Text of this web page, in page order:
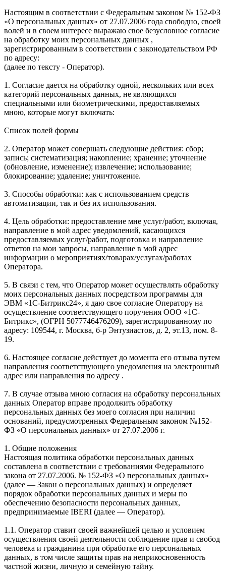
Настоящим в соответствии с Федеральным законом № 152-ФЗ
«О персональных данных» от 27.07.2006 года свободно, своей
волей и в своем интересе выражаю свое безусловное согласие
на обработку моих персональных данных ,
зарегистрированным в соответствии с законодательством РФ
по адресу:
(далее по тексту - Оператор).
1. Согласие дается на обработку одной, нескольких или всех
категорий персональных данных, не являющихся
специальными или биометрическими, предоставляемых
мною, которые могут включать:
Список полей формы
2. Оператор может совершать следующие действия: сбор;
запись; систематизация; накопление; хранение; уточнение
(обновление, изменение); извлечение; использование;
блокирование; удаление; уничтожение.
3. Способы обработки: как с использованием средств
автоматизации, так и без их использования.
4. Цель обработки: предоставление мне услуг/работ, включая,
направление в мой адрес уведомлений, касающихся
предоставляемых услуг/работ, подготовка и направление
ответов на мои запросы, направление в мой адрес
информации о мероприятиях/товарах/услугах/работах
Оператора.
5. В связи с тем, что Оператор может осуществлять обработку
моих персональных данных посредством программы для
ЭВМ «1С-Битрикс24», я даю свое согласие Оператору на
осуществление соответствующего поручения ООО «1С-
Битрикс», (ОГРН 5077746476209), зарегистрированному по
адресу: 109544, г. Москва, б-р Энтузиастов, д. 2, эт.13, пом. 8-
19.
6. Настоящее согласие действует до момента его отзыва путем
направления соответствующего уведомления на электронный
адрес или направления по адресу .
7. В случае отзыва мною согласия на обработку персональных
данных Оператор вправе продолжить обработку
персональных данных без моего согласия при наличии
оснований, предусмотренных Федеральным законом №152-
ФЗ «О персональных данных» от 27.07.2006 г.
1. Общие положения
Настоящая политика обработки персональных данных
составлена в соответствии с требованиями Федерального
закона от 27.07.2006. № 152-ФЗ «О персональных данных»
(далее — Закон о персональных данных) и определяет
порядок обработки персональных данных и меры по
обеспечению безопасности персональных данных,
предпринимаемые IBERI (далее — Оператор).
1.1. Оператор ставит своей важнейшей целью и условием
осуществления своей деятельности соблюдение прав и свобод
человека и гражданина при обработке его персональных
данных, в том числе защиты прав на неприкосновенность
частной жизни, личную и семейную тайну.